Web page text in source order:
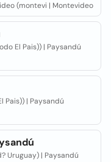
(montevi | Montevideo
El Pais)) | Paysandú
Pais)) | Paysandú
Uruguay) | Paysandú